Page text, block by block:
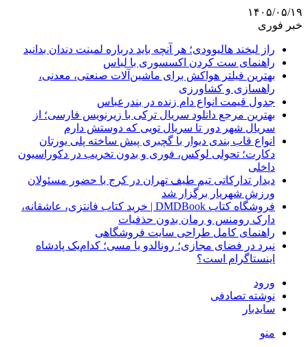
۱۴۰۵/۰۵/۱۹
خبر فوری
راز لبخند هالیوودی؛ هر آنچه باید درباره لمینت دندان بدانید
راهنمای ست کردن اکسسوری با لباس
بهترین فیلتر هواکش برای ماشین‌آلات صنعتی، معدنی،
راهسازی و کشاورزی
جدول قیمت انواع دام زنده در بندرعباس
بهترین مرجع دانلود سریال ترکی با زیرنویس فارسی؛ از
سریال شهر دور تا سریال تویی که دوستش دارم
انواع قاب بندی دیوار با گچبری پیش ساخته پلی یورتان
دکارت؛ تحولی لوکس، فوری و بدون تخریب در دکوراسیون
داخلی
دیدار تدارکاتی تیم طیف تهران در کرج با حضور مسئولان
ورزش شهریار برگزار شد
فروشگاه کتاب DMDBook | خرید کتاب فانتزی، عاشقانه،
دارک رومنس و رمان بدون حذفیات
راهنمای کامل طراحی سایت فروشگاهی
نبرد در فضای مجازی؛ رونالدو یا مسی؛ کدام‌یک پادشاه
اینستاگرام است؟
ورود
نوشته تصادفی
سایدبار
منو